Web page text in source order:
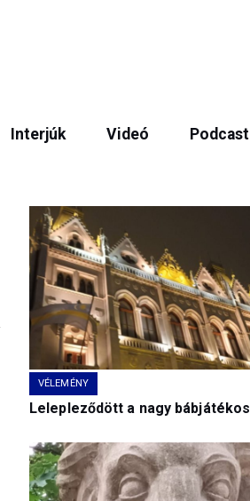
Interjúk Videó Podcast
Megosztás
VÉLEMÉNY
Lelepleződött a nagy bábjátékos